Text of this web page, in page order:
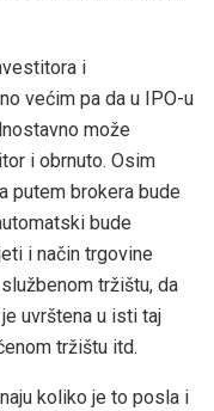
i
većim pa da u IPO-u
može
i obrnuto. Osim
putem brokera bude
bude
i način trgovine
tržištu, da
uvrštena u isti taj
tržištu itd.
koliko je to posla i